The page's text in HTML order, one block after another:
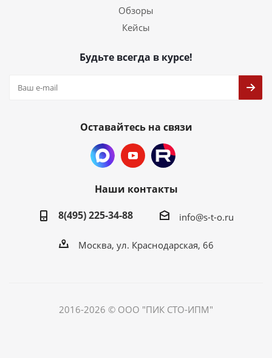
Обзоры
Кейсы
Будьте всегда в курсе!
Оставайтесь на связи
Наши контакты
8(495) 225-34-88
info@s-t-o.ru
Москва, ул. Краснодарская, 66
2016-2026 © ООО "ПИК СТО-ИПМ"